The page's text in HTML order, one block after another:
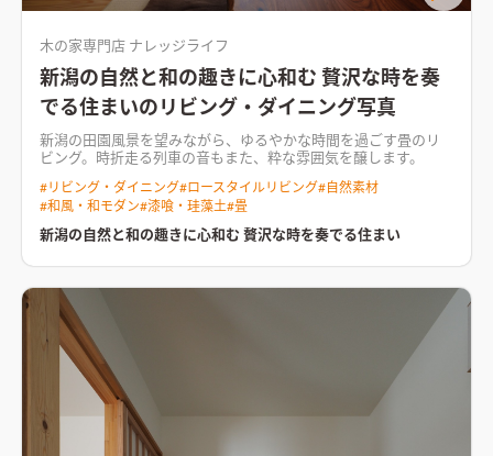
木の家専門店 ナレッジライフ
新潟の自然と和の趣きに心和む 贅沢な時を奏
でる住まいのリビング・ダイニング写真
新潟の田園風景を望みながら、ゆるやかな時間を過ごす畳のリ
ビング。時折走る列車の音もまた、粋な雰囲気を醸します。
#リビング・ダイニング#ロースタイルリビング#自然素材
#和風・和モダン#漆喰・珪藻土#畳
新潟の自然と和の趣きに心和む 贅沢な時を奏でる住まい